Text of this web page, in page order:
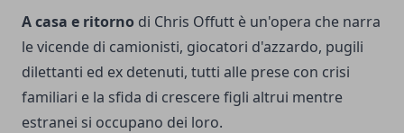
A casa e ritorno di Chris Offutt è un'opera che narra
le vicende di camionisti, giocatori d'azzardo, pugili
dilettanti ed ex detenuti, tutti alle prese con crisi
familiari e la sfida di crescere figli altrui mentre
estranei si occupano dei loro.